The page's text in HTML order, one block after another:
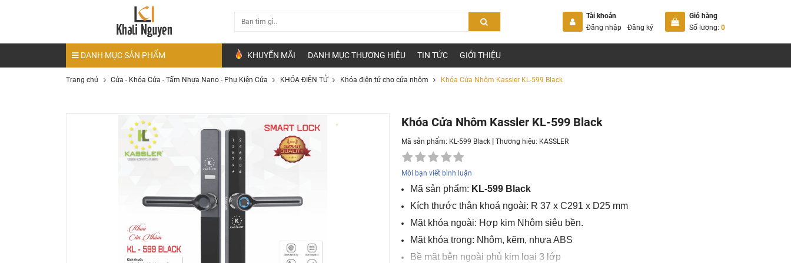
Tài khoản
Đăng nhập
Đăng ký
Giỏ hàng
Số lượng: 0
DANH MỤC SẢN PHẨM KHUYẾN MÃI DANH MỤC THƯƠNG HIỆU TIN TỨC GIỚI THIỆU
Trang chủ Cửa - Khóa Cửa - Tấm Nhựa Nano - Phụ Kiện Cửa KHÓA ĐIỆN TỬ Khóa điện tử cho cửa nhôm Khóa Cửa Nhôm Kassler KL-599 Black
Khóa Cửa Nhôm Kassler KL-599 Black
Mã sản phẩm: KL-599 Black |Thương hiệu: KASSLER
Mời bạn viết bình luận
Mã sản phẩm: KL-599 Black
Kích thước thân khoá ngoài: R 37 x C291 x D25 mm
Mặt khóa ngoài: Hợp kim Nhôm siêu bền.
Mặt khóa trong: Nhôm, kẽm, nhựa ABS
Bề mặt bên ngoài phủ kim loại 3 lớp